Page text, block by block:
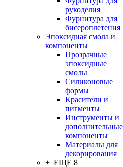
рукоделия
Фурнитура для
бисероплетения
Эпоксидная смола и
компоненты
Прозрачные
эпоксидные
смолы
Силиконовые
формы
Красители и
пигменты
Инструменты и
дополнительные
компоненты
Материалы для
декорирования
+ ЕЩЕ 8